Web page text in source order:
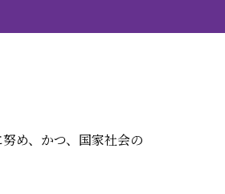
め、かつ、国家社会の